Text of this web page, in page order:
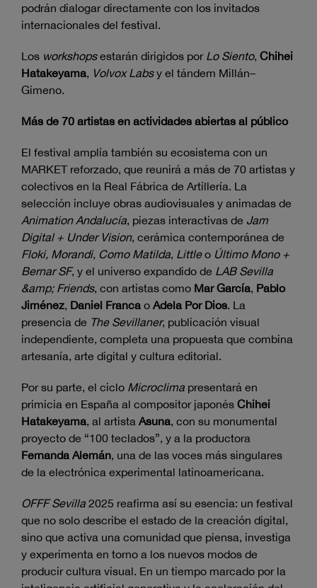
podrán dialogar directamente con los invitados
internacionales del festival.
Los workshopsestarán dirigidos por Lo Siento, Chihei
Hatakeyama, Volvox Labsy el tándem Millán–
Gimeno.
Más de 70 artistas en actividades abiertas al público
El festival amplía también su ecosistema con un
MARKET reforzado, que reunirá a más de 70 artistas y
colectivos en la Real Fábrica de Artillería. La
selección incluye obras audiovisuales y animadas de
Animation Andalucía, piezas interactivas de Jam
Digital + Under Vision, cerámica contemporánea de
Floki, Morandi, Como Matilda, Littleo Último Mono +
Bernar SF, y el universo expandido de LAB Sevilla
&amp; Friends, con artistas como Mar García, Pablo
Jiménez, Daniel Franca o Adela Por Dios. La
presencia de The Sevillaner, publicación visual
independiente, completa una propuesta que combina
artesanía, arte digital y cultura editorial.
Por su parte, el ciclo Microclima presentará en
primicia en España al compositor japonés Chihei
Hatakeyama, al artista Asuna, con su monumental
proyecto de “100 teclados”, y a la productora
Fernanda Alemán, una de las voces más singulares
de la electrónica experimental latinoamericana.
OFFF Sevilla 2025 reafirma así su esencia: un festival
que no solo describe el estado de la creación digital,
sino que activa una comunidad que piensa, investiga
y experimenta en torno a los nuevos modos de
producir cultura visual. En un tiempo marcado por la